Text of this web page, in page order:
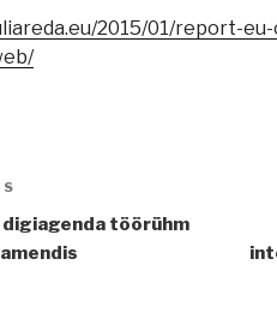
2015/01/report-
digiagenda töörühm